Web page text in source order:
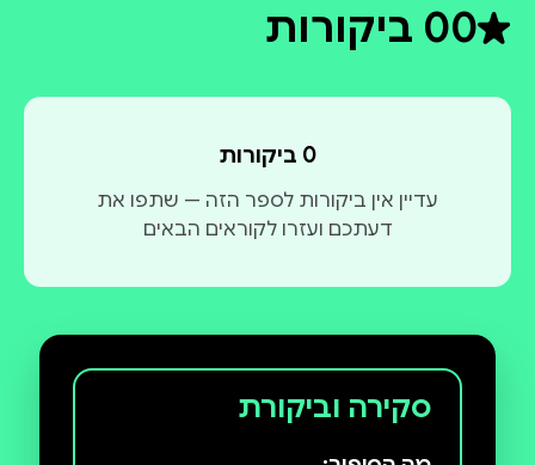
0דירוג ממוצע 0 מתוך 5
0 ביקורות
0 ביקורות
עדיין אין ביקורות לספר הזה — שתפו את
דעתכם ועזרו לקוראים הבאים
סקירה וביקורת